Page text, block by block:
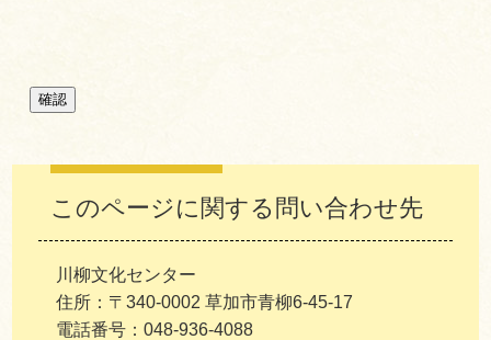
このページに関する問い合わせ先
川柳文化センター
住所：〒340-0002 草加市青柳6-45-17
電話番号：048-936-4088